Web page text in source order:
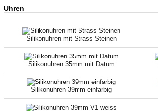
Uhren
Silikonuhren mit Strass Steinen
Silikonuhren 35mm mit Datum
Silikonuhren 39mm einfarbig